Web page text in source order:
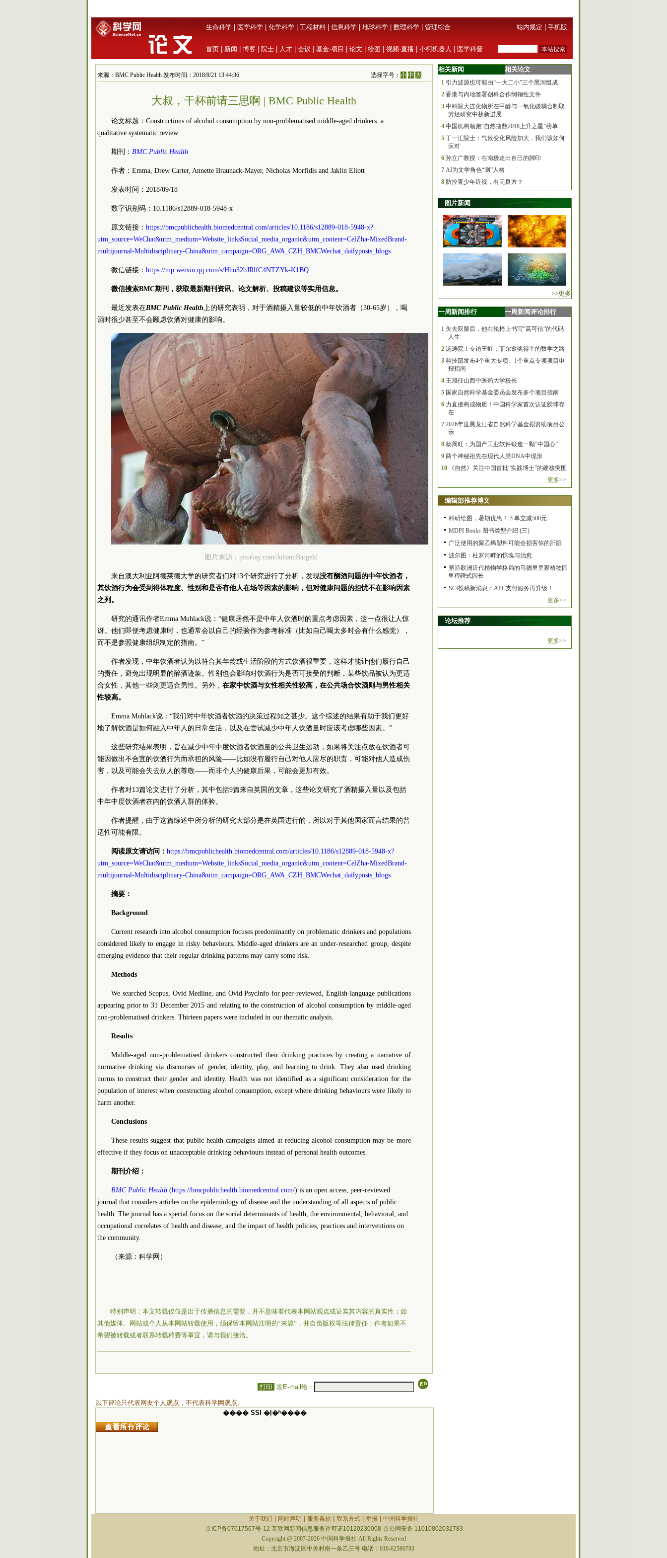
生命科学 医学科学 化学科学 工程材料 信息科学 地球科学 数理科学 管理综合 站内规定 手机版
首页 新闻 博客 院士 人才 会议 基金·项目 论文 绘图 视频·直播 小柯机器人 医学科普
来源：BMC Public Health 发布时间：2018/9/21 13:44:36 选择字号：小 中 大
大叔，干杯前请三思啊 | BMC Public Health
论文标题：Constructions of alcohol consumption by non-problematised middle-aged drinkers: a
qualitative systematic review
期刊： BMC Public Health
作者：Emma, Drew Carter, Annette Braunack-Mayer, Nicholas Morfidis and Jaklin Eliott
发表时间：2018/09/18
数字识别码：10.1186/s12889-018-5948-x
原文链接： https://bmcpublichealth.biomedcentral.com/articles/10.1186/s12889-018-5948-x?
utm_source=WeChat&utm_medium=Website_linksSocial_media_organic&utm_content=CelZha-MixedBrand-
multijournal-Multidisciplinary-China&utm_campaign=ORG_AWA_CZH_BMCWechat_dailyposts_blogs
微信链接： https://mp.weixin.qq.com/s/Hho32bJRlfC4NTZYk-K1BQ
微信搜索BMC期刊，获取最新期刊资讯、论文解析、投稿建议等实用信息。
最近发表在BMC Public Health上的研究表明，对于酒精摄入量较低的中年饮酒者（30-65岁），喝
酒时很少甚至不会顾虑饮酒对健康的影响。
图片来源：pixabay.com/JohannBargeld
来自澳大利亚阿德莱德大学的研究者们对13个研究进行了分析，发现没有酗酒问题的中年饮酒者，
其饮酒行为会受到得体程度、性别和是否有他人在场等因素的影响，但对健康问题的担忧不在影响因素
之列。
研究的通讯作者Emma Muhlack说：“健康居然不是中年人饮酒时的重点考虑因素，这一点很让人惊
讶。他们即便考虑健康时，也通常会以自己的经验作为参考标准（比如自己喝太多时会有什么感觉），
而不是参照健康组织制定的指南。”
作者发现，中年饮酒者认为以符合其年龄或生活阶段的方式饮酒很重要，这样才能让他们履行自己
的责任，避免出现明显的醉酒迹象。性别也会影响对饮酒行为是否可接受的判断，某些饮品被认为更适
合女性，其他一些则更适合男性。另外， 在家中饮酒与女性相关性较高，在公共场合饮酒则与男性相关
性较高。
Emma Muhlack说：“我们对中年饮酒者饮酒的决策过程知之甚少。这个综述的结果有助于我们更好
地了解饮酒是如何融入中年人的日常生活，以及在尝试减少中年人饮酒量时应该考虑哪些因素。”
这些研究结果表明，旨在减少中年中度饮酒者饮酒量的公共卫生运动，如果将关注点放在饮酒者可
能因做出不合宜的饮酒行为而承担的风险——比如没有履行自己对他人应尽的职责，可能对他人造成伤
害，以及可能会失去别人的尊敬——而非个人的健康后果，可能会更加有效。
作者对13篇论文进行了分析，其中包括9篇来自英国的文章，这些论文研究了酒精摄入量以及包括
中年中度饮酒者在内的饮酒人群的体验。
作者提醒，由于这篇综述中所分析的研究大部分是在英国进行的，所以对于其他国家而言结果的普
适性可能有限。
阅读原文请访问： https://bmcpublichealth.biomedcentral.com/articles/10.1186/s12889-018-5948-x?
utm_source=WeChat&utm_medium=Website_linksSocial_media_organic&utm_content=CelZha-MixedBrand-
multijournal-Multidisciplinary-China&utm_campaign=ORG_AWA_CZH_BMCWechat_dailyposts_blogs
摘要：
Background
Current research into alcohol consumption focuses predominantly on problematic drinkers and populations
considered likely to engage in risky behaviours. Middle-aged drinkers are an under-researched group, despite
emerging evidence that their regular drinking patterns may carry some risk.
Methods
We searched Scopus, Ovid Medline, and Ovid PsycInfo for peer-reviewed, English-language publications
appearing prior to 31 December 2015 and relating to the construction of alcohol consumption by middle-aged
non-problematised drinkers. Thirteen papers were included in our thematic analysis.
Results
Middle-aged non-problematised drinkers constructed their drinking practices by creating a narrative of
normative drinking via discourses of gender, identity, play, and learning to drink. They also used drinking
norms to construct their gender and identity. Health was not identified as a significant consideration for the
population of interest when constructing alcohol consumption, except where drinking behaviours were likely to
harm another.
Conclusions
These results suggest that public health campaigns aimed at reducing alcohol consumption may be more
effective if they focus on unacceptable drinking behaviours instead of personal health outcomes.
期刊介绍：
BMC Public Health (https://bmcpublichealth.biomedcentral.com/) is an open access, peer-reviewed
journal that considers articles on the epidemiology of disease and the understanding of all aspects of public
health. The journal has a special focus on the social determinants of health, the environmental, behavioral, and
occupational correlates of health and disease, and the impact of health policies, practices and interventions on
the community.
（来源：科学网）
特别声明：本文转载仅仅是出于传播信息的需要，并不意味着代表本网站观点或证实其内容的真实性；如
其他媒体、网站或个人从本网站转载使用，须保留本网站注明的“来源”，并自负版权等法律责任；作者如果不
希望被转载或者联系转载稿费等事宜，请与我们接洽。
打印 发E-mail给：
以下评论只代表网友个人观点，不代表科学网观点。
���� SSI �ļ�ʱ����
相关新闻 相关论文
1 引力波源也可能由“一大二小”三个黑洞组成
2 香港与内地签署创科合作纲领性文件
3 中科院大连化物所在甲醇与一氧化碳耦合制取
芳烃研究中获新进展
4 中国机构领跑“自然指数2018上升之星”榜单
5 丁一汇院士：气候变化风险加大，我们该如何
应对
6 孙立广教授：在南极走出自己的脚印
7 AI为文学角色“测”人格
8 防控青少年近视，有无良方？
图片新闻
>>更多
一周新闻排行 一周新闻评论排行
1 失去双腿后，他在轮椅上书写“高可信”的代码
人生
2 汤涛院士专访王虹：菲尔兹奖得主的数学之路
3 科技部发布4个重大专项、1个重点专项项目申
报指南
4 王旭任山西中医药大学校长
5 国家自然科学基金委员会发布多个项目指南
6 力直接构成物质！中国科学家首次认证胶球存
在
7 2026年度黑龙江省自然科学基金拟资助项目公
示
8 杨周旺：为国产工业软件锻造一颗“中国心”
9 两个神秘祖先在现代人类DNA中现形
10
《自然》关注中国首批“实践博士”的硬核突围
更多>>
编辑部推荐博文
科研绘图，暑期优惠！下单立减500元
MDPI Books 图书类型介绍 (三)
广泛使用的聚乙烯塑料可能会损害你的肝脏
波尔图：杜罗河畔的惊魂与治愈
塑造欧洲近代植物学格局的马德里皇家植物园
里程碑式园长
SCI投稿新消息：APC支付服务再升级！
更多>>
论坛推荐
更多>>
关于我们 网站声明 服务条款 联系方式| 举报
中国科学报社
京ICP备07017567号-12 互联网新闻信息服务许可证10120230008 京公网安备 11010802032783
Copyright @ 2007-2026 中国科学报社 All Rights Reserved
地址：北京市海淀区中关村南一条乙三号 电话：010-62580783